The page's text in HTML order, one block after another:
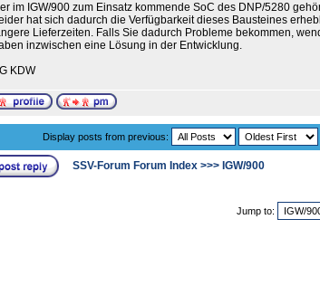
im IGW/900 zum Einsatz kommende SoC des DNP/5280
hat sich dadurch die Verfügbarkeit dieses Bausteines
Lieferzeiten. Falls Sie dadurch Probleme bekommen,
inzwischen eine Lösung in der Entwicklung.
KDW
Display posts from previous:
SSV-Forum Forum Index >>> IGW/900
Jump to: